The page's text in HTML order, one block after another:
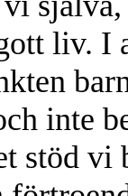
liv. I
inte
stöd vi